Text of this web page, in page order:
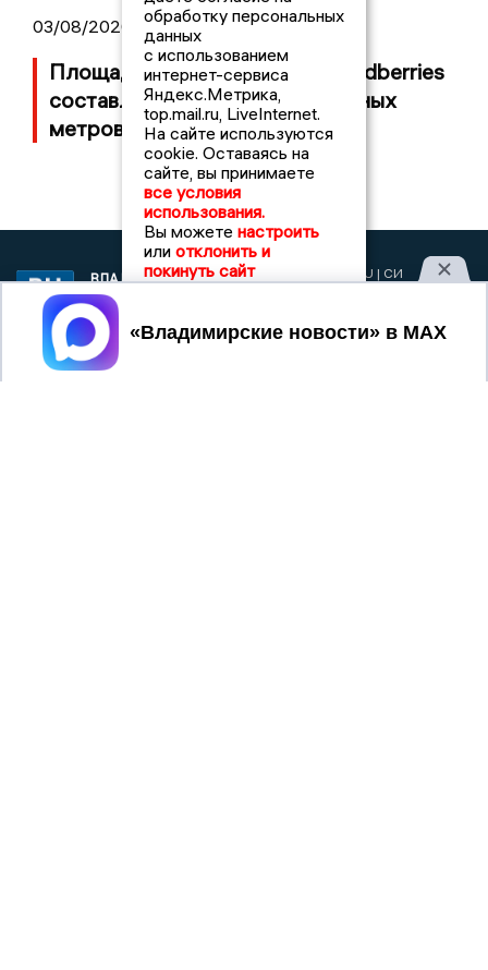
03/08/2026 14:13
Площадь пожара на складе Wildberries
составляет 100 тысяч квадратных
метров
ВЛАДИМИРСКИЕ
НОВОСТИ
2017 © NEWSVLADIMIR.RU | СИ
Учредитель (соучредители): Общество с ограниченной
ответственностью «РЕГИОНАЛЬНЫЕ НОВОСТИ» (ОГРН
обработку персональных
данных
с использованием
интернет-сервиса
Яндекс.Метрика,
top.mail.ru, LiveInternet.
На сайте используются
cookie. Оставаясь на
сайте, вы принимаете
все условия
использования.
Вы можете настроить
или отклонить и
покинуть сайт
Принять